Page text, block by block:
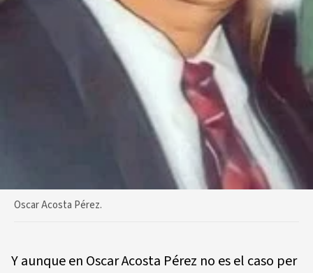
Oscar Acosta Pérez.
Y aunque en Oscar Acosta Pérez no es el caso per